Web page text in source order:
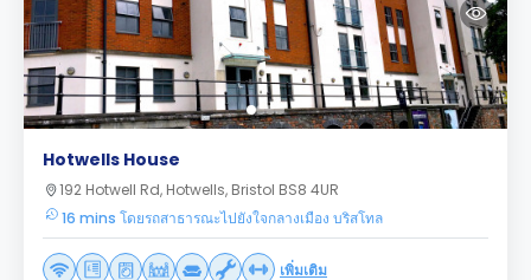
Hotwells House
192 Hotwell Rd, Hotwells, Bristol BS8 4UR
16 mins โดยรถสาธารณะไปยังใจกลางเมือง บริสโทล
เพิ่มเติม